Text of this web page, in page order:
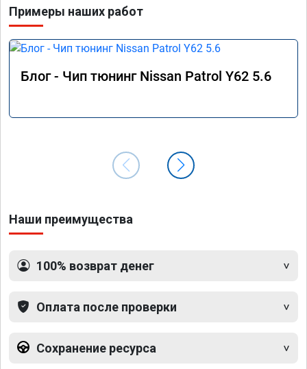
Примеры наших работ
Блог - Чип тюнинг Nissan Patrol Y62 5.6
Наши преимущества
100% возврат денег
Оплата после проверки
Сохранение ресурса